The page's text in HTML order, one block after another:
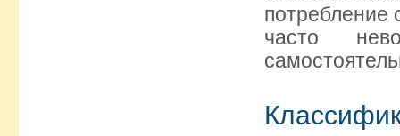
потребление
часто